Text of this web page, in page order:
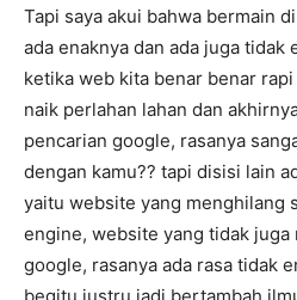
Tapi saya akui bahwa bermain
ada enaknya dan ada juga tidak
ketika web kita benar benar
naik perlahan lahan dan
pencarian google, rasanya
dengan kamu?? tapi disisi lain
yaitu website yang menghilang
engine, website yang tidak juga
google, rasanya ada rasa tidak